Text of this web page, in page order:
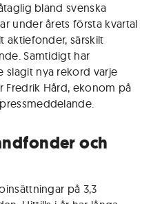
bland svenska
under årets första kvartal
aktiefonder, särskilt
Samtidigt har
nya rekord varje
Fredrik Hård, ekonom på
och
på 3,3